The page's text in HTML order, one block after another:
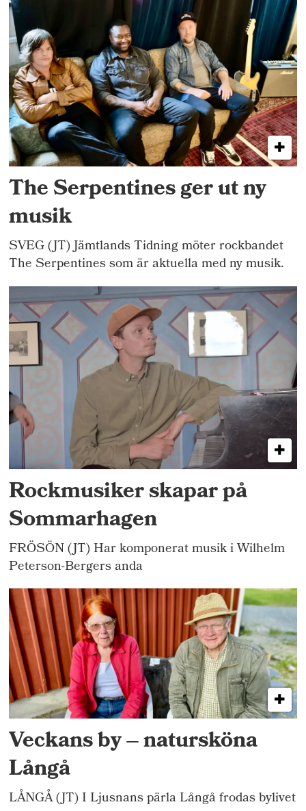
The Serpentines ger ut ny
musik
SVEG (JT) Jämtlands Tidning möter rockbandet
The Serpentines som är aktuella med ny musik.
Rockmusiker skapar på
Sommarhagen
FRÖSÖN (JT) Har komponerat musik i Wilhelm
Peterson-Bergers anda
Veckans by – natursköna
Långå
LÅNGÅ (JT) I Ljusnans pärla Långå frodas bylivet